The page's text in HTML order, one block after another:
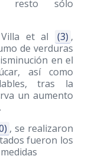
resto sólo
et al
(3) ,
de verduras
en el
así como
tras la
un aumento
, se realizaron
fueron los